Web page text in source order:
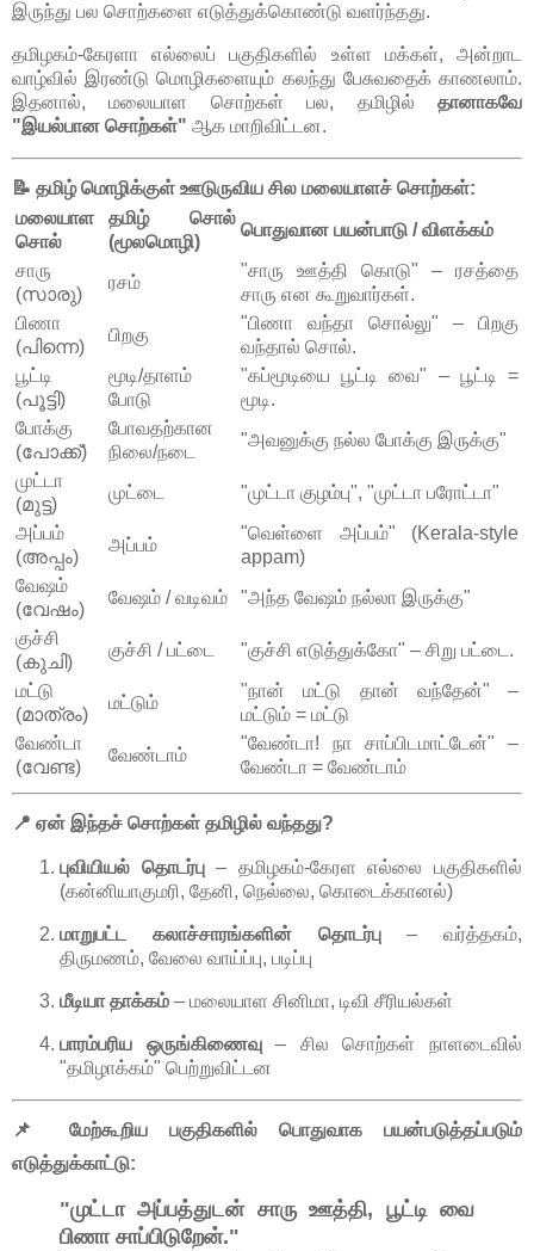
இருந்து பல சொற்களை எடுத்துக்கொண்டு வளர்ந்தது.
தமிழகம்-கேரளா எல்லைப் பகுதிகளில் உள்ள மக்கள், அன்றாட
வாழ்வில் இரண்டு மொழிகளையும் கலந்து பேசுவதைக் காணலாம்.
இதனால், மலையாள சொற்கள் பல, தமிழில் தானாகவே
"இயல்பான சொற்கள்" ஆக மாறிவிட்டன.
📝 தமிழ் மொழிக்குள் ஊடுருவிய சில மலையாளச் சொற்கள்:
மலையாள
சொல்
தமிழ் சொல்
(மூலமொழி)
பொதுவான பயன்பாடு / விளக்கம்
சாரு
(സാരു)
ரசம்
"சாரு ஊத்தி கொடு" – ரசத்தை
சாரு என கூறுவார்கள்.
பிணா
(പിന്നെ)
பிறகு
"பிணா வந்தா சொல்லு" – பிறகு
வந்தால் சொல்.
பூட்டி
(പൂട്ടി)
மூடி/தாளம்
போடு
"கப்மூடியை பூட்டி வை" – பூட்டி =
மூடி.
போக்கு
(പോക്ക്)
போவதற்கான
நிலை/நடை
"அவனுக்கு நல்ல போக்கு இருக்கு"
முட்டா
(മുട്ട)
முட்டை
"முட்டா குழம்பு", "முட்டா பரோட்டா"
அப்பம்
(അപ്പം)
அப்பம்
"வெள்ளை அப்பம்" (Kerala-style
appam)
வேஷம்
(വേഷം)
வேஷம் / வடிவம்
"அந்த வேஷம் நல்லா இருக்கு"
குச்சி
(കുചി)
குச்சி / பட்டை
"குச்சி எடுத்துக்கோ" – சிறு பட்டை.
மட்டு
(മാത്രം)
மட்டும்
"நான் மட்டு தான் வந்தேன்" –
மட்டும் = மட்டு
வேண்டா
(വേണ്ട)
வேண்டாம்
"வேண்டா! நா சாப்பிடமாட்டேன்" –
வேண்டா = வேண்டாம்
📍 ஏன் இந்தச் சொற்கள் தமிழில் வந்தது?
புவியியல் தொடர்பு– தமிழகம்-கேரள எல்லை பகுதிகளில்
(கன்னியாகுமரி, தேனி, நெல்லை, கொடைக்கானல்)
மாறுபட்ட கலாச்சாரங்களின் தொடர்பு– வர்த்தகம்,
திருமணம், வேலை வாய்ப்பு, படிப்பு
மீடியா தாக்கம் – மலையாள சினிமா, டிவி சீரியல்கள்
பாரம்பரிய ஒருங்கிணைவு– சில சொற்கள் நாளடைவில்
"தமிழாக்கம்" பெற்றுவிட்டன
📌 மேற்கூறிய பகுதிகளில் பொதுவாக பயன்படுத்தப்படும்
எடுத்துக்காட்டு:
"முட்டா அப்பத்துடன் சாரு ஊத்தி, பூட்டி வை
பிணா சாப்பிடுறேன்."